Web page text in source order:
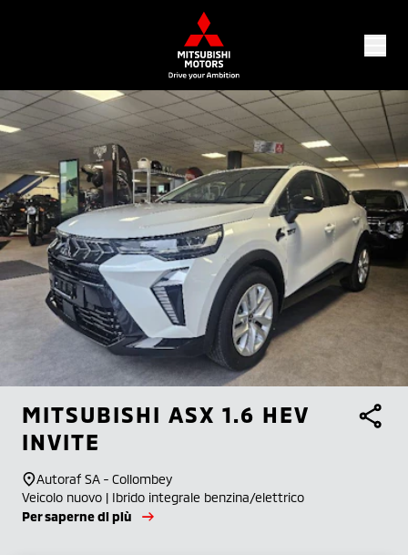
MITSUBISHI ASX 1.6 HEV
INVITE
Autoraf SA - Collombey
Veicolo nuovo | Ibrido integrale benzina/elettrico
Per saperne di più